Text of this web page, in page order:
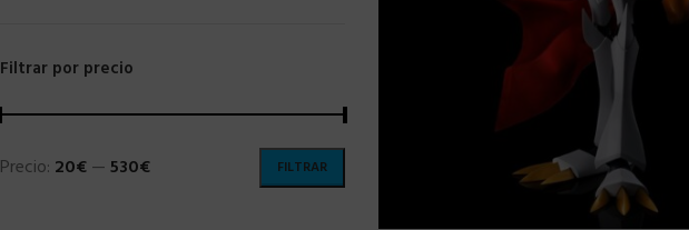
Filtrar por precio
FILTRAR
Precio: 20€—530€